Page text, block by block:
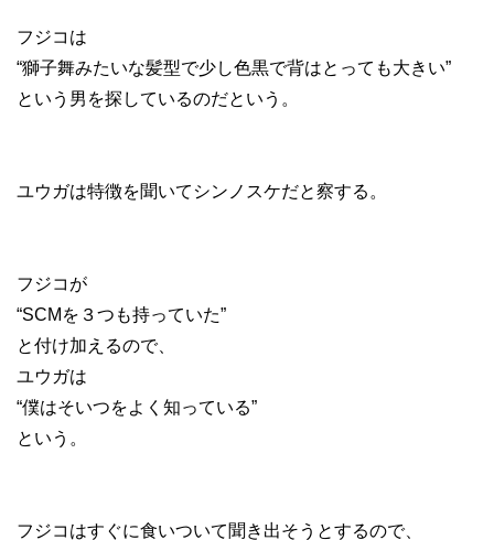
フジコは
“獅子舞みたいな髪型で少し色黒で背はとっても大きい”
という男を探しているのだという。
ユウガは特徴を聞いてシンノスケだと察する。
フジコが
“SCMを３つも持っていた”
と付け加えるので、
ユウガは
“僕はそいつをよく知っている”
という。
フジコはすぐに食いついて聞き出そうとするので、